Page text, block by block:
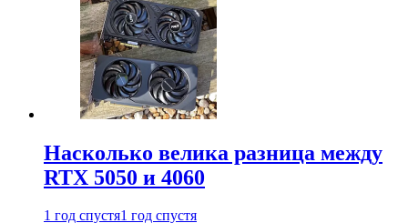
Насколько велика разница между
RTX 5050 и 4060
1 год спустя1 год спустя